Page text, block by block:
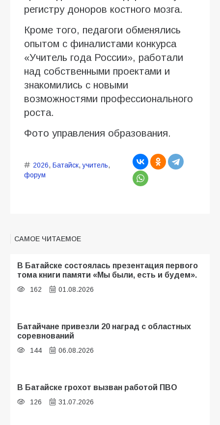
регистру доноров костного мозга.
Кроме того, педагоги обменялись
опытом с финалистами конкурса
«Учитель года России», работали
над собственными проектами и
знакомились с новыми
возможностями профессионального
роста.
Фото управления образования.
2026, Батайск,учитель,
форум
САМОЕ ЧИТАЕМОЕ
В Батайске состоялась презентация первого
тома книги памяти «Мы были, есть и будем».
162 01.08.2026
Батайчане привезли 20 наград с областных
соревнований
144 06.08.2026
В Батайске грохот вызван работой ПВО
126 31.07.2026